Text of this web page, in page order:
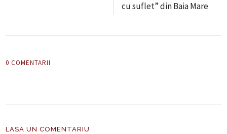
cu suflet” din Baia Mare
0 COMENTARII
LASA UN COMENTARIU